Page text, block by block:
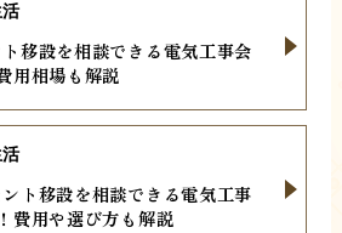
移設を相談できる電気工事会
用相場も解説
ト移設を相談できる電気工事
費用や選び方も解説